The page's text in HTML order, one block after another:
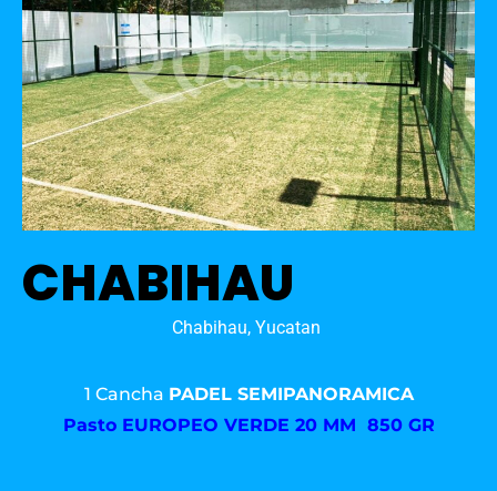
CHABIHAU
Chabihau, Yucatan
1 Cancha PADEL SEMIPANORAMICA
Pasto EUROPEO VERDE 20 MM 850 GR